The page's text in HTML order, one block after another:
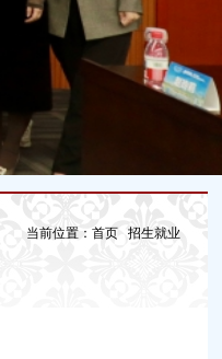
当前位置： 首页 招生就业